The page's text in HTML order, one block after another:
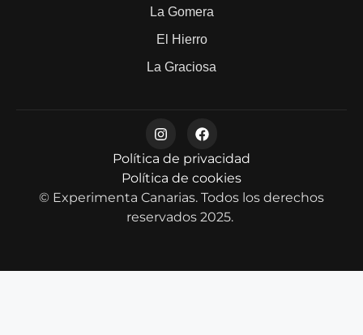
La Gomera
El Hierro
La Graciosa
© Experimenta Canarias. Todos los derechos
reservados 2025.
Política de privacidad
Política de cookies